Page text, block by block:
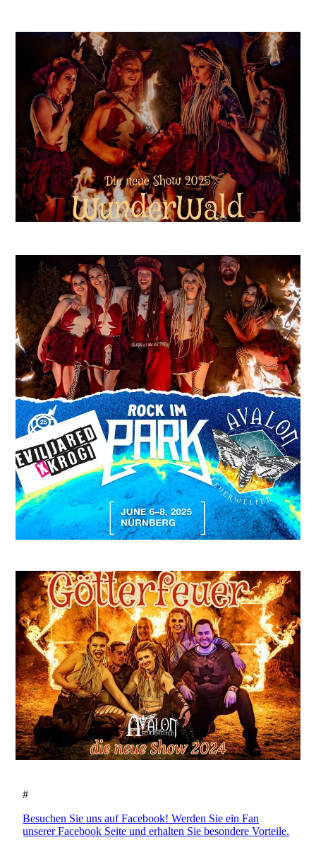
#
Besuchen Sie uns auf Facebook! Werden Sie ein Fan
unserer Facebook Seite und erhalten Sie besondere Vorteile.